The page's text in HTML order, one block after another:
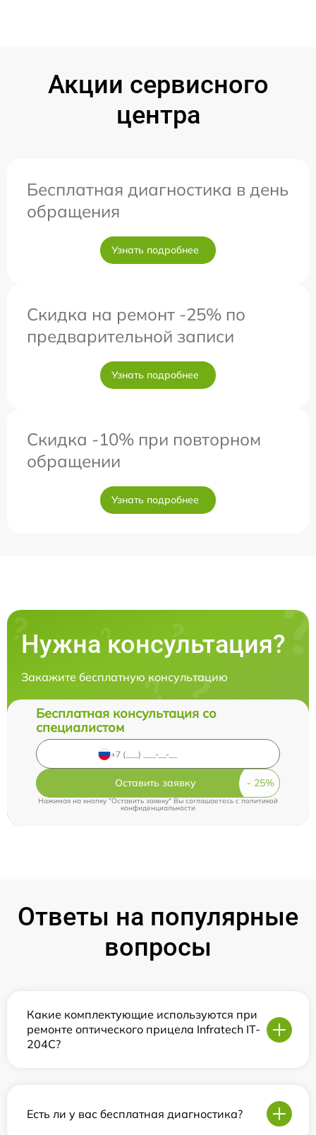
Акции сервисного
центра
Бесплатная диагностика в день
обращения
Узнать подробнее
Скидка на ремонт -25% по
предварительной записи
Узнать подробнее
Скидка -10% при повторном
обращении
Узнать подробнее
Нужна консультация?
Закажите бесплатную консультацию
Бесплатная консультация со
специалистом
Оставить заявку
Нажимая на кнопку "Оставить заявку" Вы соглашаетесь c политикой
конфиденциальности
Ответы на популярные
вопросы
Какие комплектующие используются при
ремонте оптического прицела Infratech IT-
204C?
Есть ли у вас бесплатная диагностика?